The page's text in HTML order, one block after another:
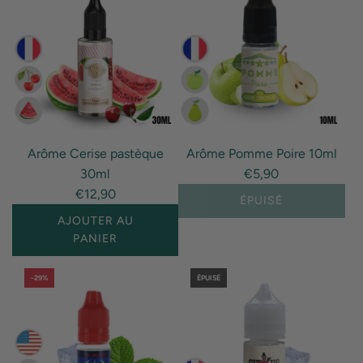
interpolation
value
"produit"
for
"Ajouter
produit
panier"
Arôme Cerise pastèque
30ml
€12,90
AJOUTER AU
PANIER
I18n
Error:
interpolation
value
Arôme Pomme Poire 10ml
€5,90
ÉPUISÉ
-29% ÉPUISÉ